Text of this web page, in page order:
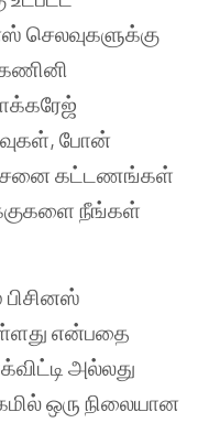
போன்
கட்டணங்கள்
நீங்கள்
பிசினஸ்
என்பதை
அல்லது
ஒரு நிலையான